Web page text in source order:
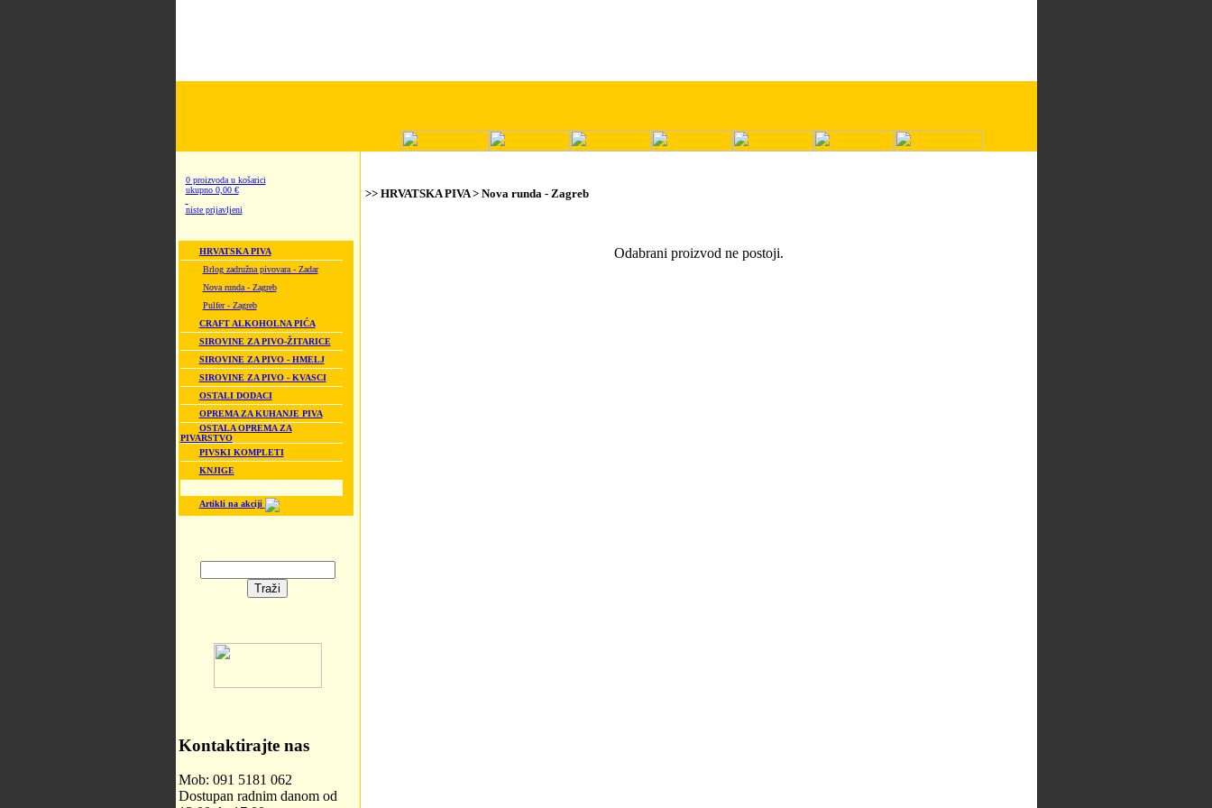
0 proizvoda u košarici
ukupno 0,00 €
niste prijavljeni
HRVATSKA PIVA
Brlog zadružna pivovara - Zadar
Nova runda - Zagreb
Pulfer - Zagreb
CRAFT ALKOHOLNA PIĆA
SIROVINE ZA PIVO-ŽITARICE
SIROVINE ZA PIVO - HMELJ
SIROVINE ZA PIVO - KVASCI
OSTALI DODACI
OPREMA ZA KUHANJE PIVA
OSTALA OPREMA ZA
PIVARSTVO
PIVSKI KOMPLETI
KNJIGE
Artikli na akciji
Kontaktirajte nas
Mob: 091 5181 062
Dostupan radnim danom od
>> HRVATSKA PIVA > Nova runda - Zagreb
Odabrani proizvod ne postoji.